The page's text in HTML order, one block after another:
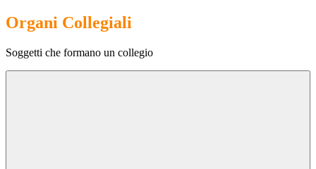
Organi Collegiali
Soggetti che formano un collegio